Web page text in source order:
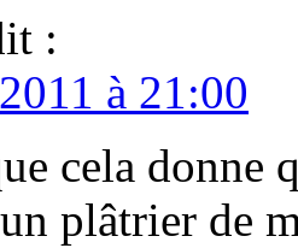
:
à 21:00
cela donne
plâtrier de